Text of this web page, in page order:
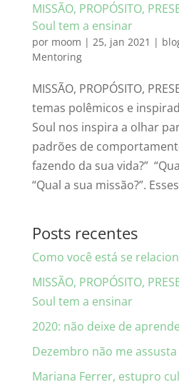
MISSÃO, PROPÓSITO,
Soul tem a ensinar
por moom | 25, jan 2021 |
Mentoring
MISSÃO, PROPÓSITO,
temas polêmicos e
Soul nos inspira a olhar
padrões de
fazendo da sua vida?”
“Qual a sua missão?”.
Posts recentes
Como você está se
MISSÃO, PROPÓSITO,
Soul tem a ensinar
2020: não deixe de
Dezembro não me assusta
Mariana Ferrer, estupro